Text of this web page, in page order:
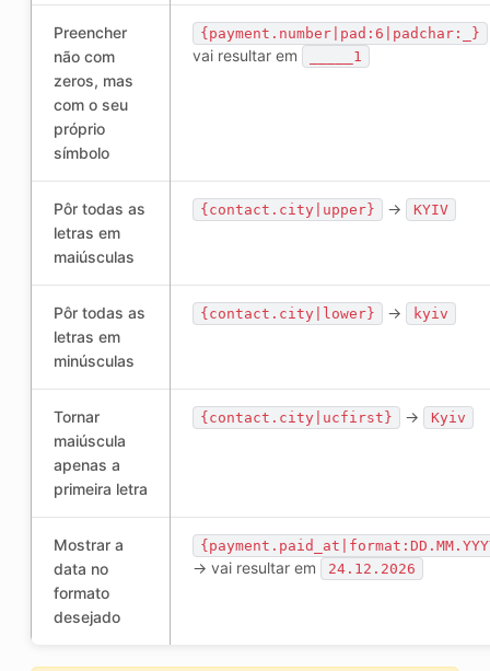
Preencher
não com
zeros, mas
com o seu
próprio
símbolo
{payment.number|pad:6|padchar:_}
vai resultar em
_____1
Pôr todas as
letras em
maiúsculas
{contact.city|upper} -> KYIV
Pôr todas as
letras em
minúsculas
{contact.city|lower} -> kyiv
Tornar
maiúscula
apenas a
primeira letra
{contact.city|ucfirst} -> Kyiv
Mostrar a
data no
formato
desejado
-> vai resultar em 24.12.2026